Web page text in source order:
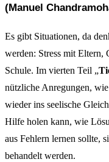
(Manuel
Es gibt Situationen, da
werden: Stress mit Eltern,
Schule. Im vierten Teil „
nützliche Anregungen,
wieder ins seelische
Hilfe holen kann, wie
aus Fehlern lernen sollte,
behandelt werden.